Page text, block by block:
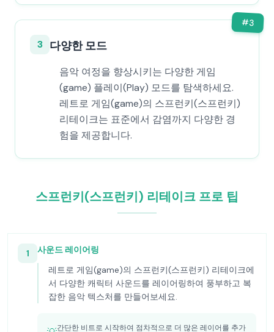
#3
3 다양한 모드
음악 여정을 향상시키는 다양한 게임
(game) 플레이(Play) 모드를 탐색하세요.
레트로 게임(game)의 스프런키(스프런키)
리테이크는 표준에서 감염까지 다양한 경
험을 제공합니다.
스프런키(스프런키) 리테이크 프로 팁
1
사운드 레이어링
레트로 게임(game)의 스프런키(스프런키) 리테이크에
서 다양한 캐릭터 사운드를 레이어링하여 풍부하고 복
잡한 음악 텍스처를 만들어보세요.
간단한 비트로 시작하여 점차적으로 더 많은 레이어를 추가